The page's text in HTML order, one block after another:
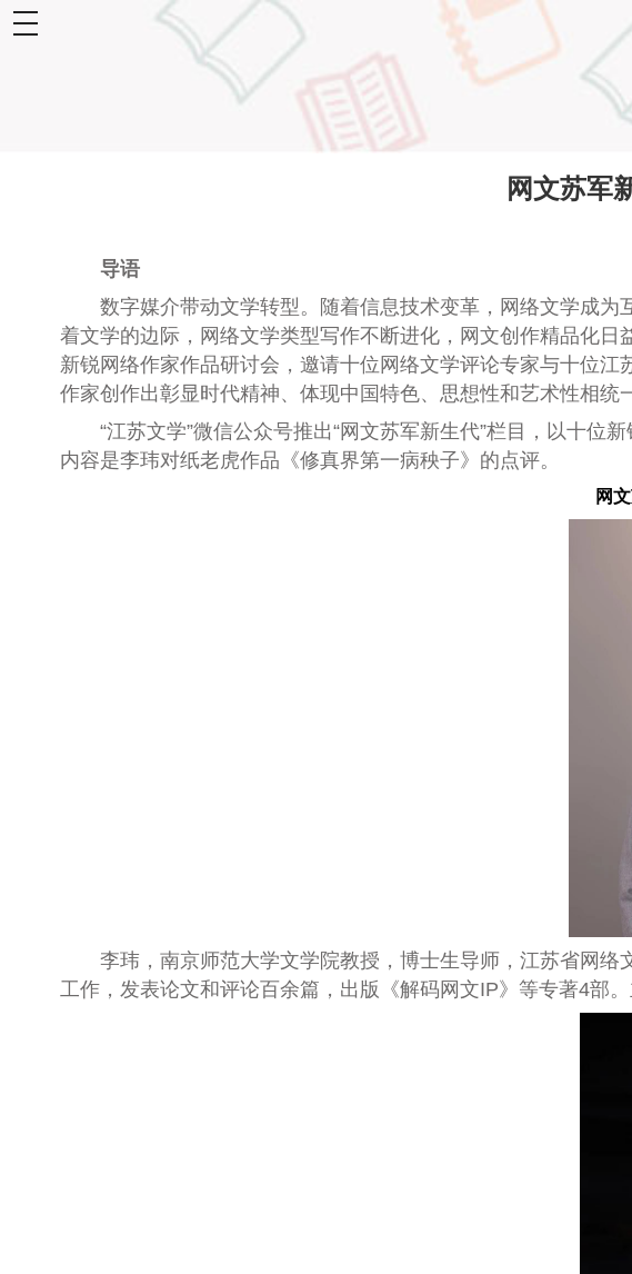
toggle
网文苏军
导语
数字媒介带动文学转型。随着信息技术变革，网络文学成
着文学的边际，网络文学类型写作不断进化，网文创作精品化
新锐网络作家作品研讨会，邀请十位网络文学评论专家与十位
作家创作出彰显时代精神、体现中国特色、思想性和艺术性相统
“江苏文学”微信公众号推出“网文苏军新生代”栏目，以十
内容是李玮对纸老虎作品《修真界第一病秧子》的点评。
网
李玮 ，南京师范大学文学院教授，博士生导师，江苏省网
工作，发表论文和评论百余篇，出版《解码网文IP》等专著4部